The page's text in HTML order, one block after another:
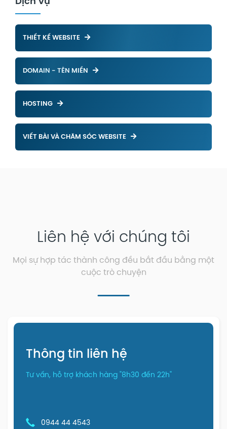
THIẾT KẾ WEBSITE
DOMAIN - TÊN MIỀN
HOSTING
VIẾT BÀI VÀ CHĂM SÓC WEBSITE
Liên hệ với chúng tôi
Mọi sự hợp tác thành công đều bắt đầu bằng một
cuộc trò chuyện
Thông tin liên hệ
Tư vấn, hỗ trợ khách hàng "8h30 đến 22h"
0944 44 4543